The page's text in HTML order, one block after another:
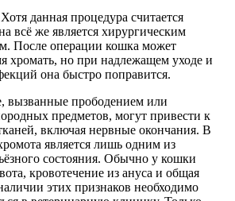
данная процедура считается
всё же является хирургическим
После операции кошка может
хромать, но при надлежащем уходе и
она быстро поправится.
вызванные прободением или
предметов, могут привести к
включая нервные окончания. В
является лишь одним из
состояния. Обычно у кошки
кровотечение из ануса и общая
этих признаков необходимо